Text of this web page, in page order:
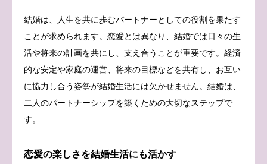
結婚は、人生を共に歩むパートナーとしての役割を果たす
ことが求められます。恋愛とは異なり、結婚では日々の生
活や将来の計画を共にし、支え合うことが重要です。経済
的な安定や家庭の運営、将来の目標などを共有し、お互い
に協力し合う姿勢が結婚生活には欠かせません。結婚は、
二人のパートナーシップを築くための大切なステップで
す。
恋愛の楽しさを結婚生活にも活かす